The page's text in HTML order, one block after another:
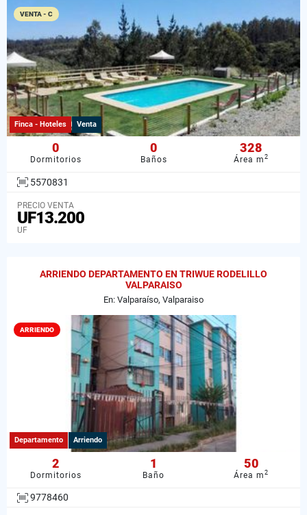
VENTA - C
Finca - Hoteles Venta
0
Dormitorios
0
Baños
328
Área m2
5570831
PRECIO VENTA
UF13.200
UF
ARRIENDO DEPARTAMENTO EN TRIWUE RODELILLO
VALPARAISO
En: Valparaíso, Valparaiso
ARRIENDO
Departamento Arriendo
2
Dormitorios
1
Baño
50
Área m2
9778460